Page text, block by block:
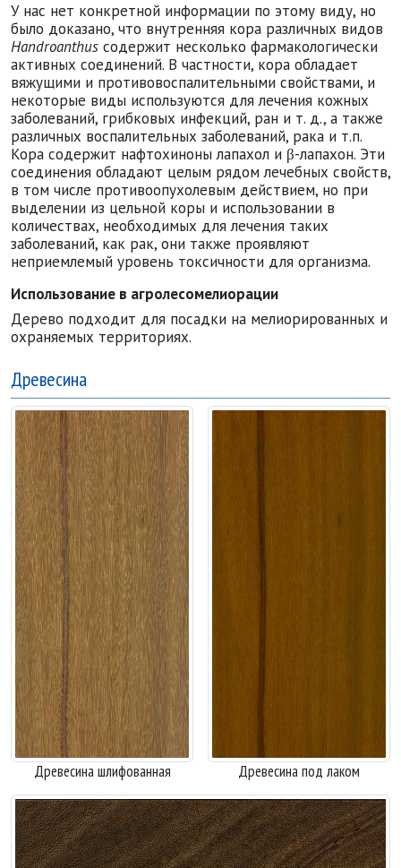
У нас нет конкретной информации по этому виду, но
было доказано, что внутренняя кора различных видов
Handroanthus содержит несколько фармакологически
активных соединений. В частности, кора обладает
вяжущими и противовоспалительными свойствами, и
некоторые виды используются для лечения кожных
заболеваний, грибковых инфекций, ран и т. д., а также
различных воспалительных заболеваний, рака и т.п.
Кора содержит нафтохиноны лапахол и β-лапахон. Эти
соединения обладают целым рядом лечебных свойств,
в том числе противоопухолевым действием, но при
выделении из цельной коры и использовании в
количествах, необходимых для лечения таких
заболеваний, как рак, они также проявляют
неприемлемый уровень токсичности для организма.
Использование в агролесомелиорации
Дерево подходит для посадки на мелиорированных и
охраняемых территориях.
Древесина
Древесина шлифованная Древесина под лаком